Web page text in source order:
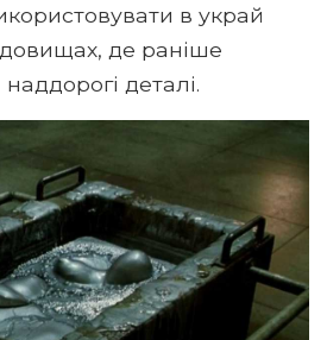
в украй
де раніше
деталі.